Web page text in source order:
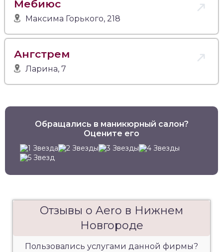
Мебиюс
Максима Горького, 218
Ангстрем
Ларина, 7
Обращались в маникюрный салон?
Оцените его
Отзывы о Aero в Нижнем
Новгороде
Пользовались услугами данной фирмы?